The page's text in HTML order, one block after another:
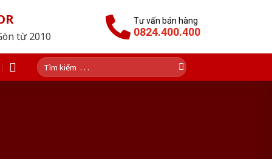
từ 2010
Tư vấn bán hàng
0824.400.400
Tìm
kiếm: